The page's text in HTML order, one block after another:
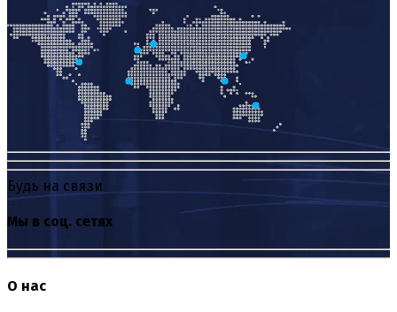
Будь на связи
Мы в соц. сетях
О нас